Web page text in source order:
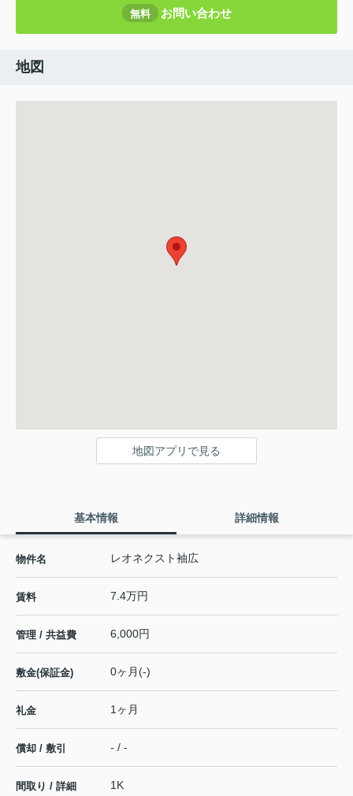
無料 お問い合わせ
地図
地図アプリで見る
基本情報 詳細情報
物件名 レオネクスト袖広
賃料 7.4万円
管理 / 共益費 6,000円
敷金(保証金) 0ヶ月(-)
礼金 1ヶ月
償却 / 敷引 - / -
間取り / 詳細 1K